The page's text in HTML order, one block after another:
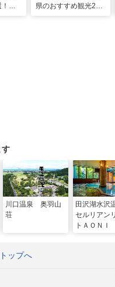
見
県のおすすめ観光28
す
川口温泉 奥羽山
荘
田沢湖水沢
セルリアン
トＡＯＮＩ
ップへ